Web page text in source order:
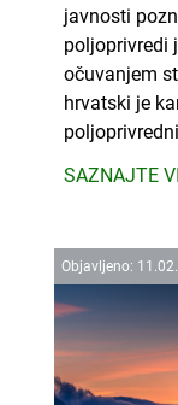
javnosti
poljoprivredi
očuvanjem
hrvatski je
SAZNAJTE
Objavljeno: 11.02.